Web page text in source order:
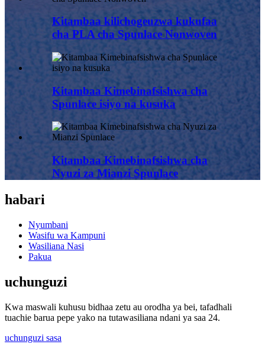
Kitambaa kilichogeuzwa kukufaa
cha PLA cha Spunlace Nonwoven
Kitambaa Kimebinafsishwa cha
Spunlace isiyo na kusuka
Kitambaa Kimebinafsishwa cha
Nyuzi za Mianzi Spunlace
habari
Nyumbani
Wasifu wa Kampuni
Wasiliana Nasi
Pakua
uchunguzi
Kwa maswali kuhusu bidhaa zetu au orodha ya bei, tafadhali
tuachie barua pepe yako na tutawasiliana ndani ya saa 24.
uchunguzi sasa